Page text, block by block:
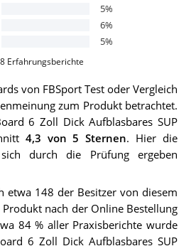
5%
6%
5%
Erfahrungsberichte
von FBSportTest oder Vergleich
zum Produkt betrachtet.
6 Zoll Dick Aufblasbares SUP
4,3 von 5 Sternen. Hier die
durch die Prüfung ergeben
etwa 148 der Besitzer von diesem
nach der Online Bestellung
84 % aller Praxisberichte wurde
6 Zoll Dick Aufblasbares SUP